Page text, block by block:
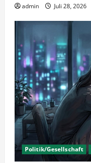
admin Juli 28, 2026
Politik/Gesellschaft